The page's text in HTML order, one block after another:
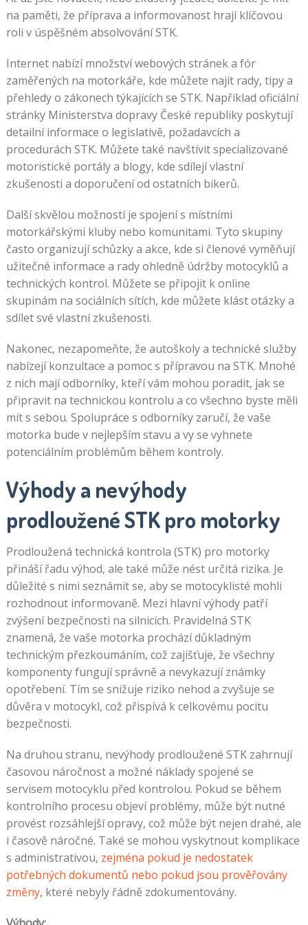
na paměti, že příprava a informovanost hrají klíčovou
roli v úspěšném absolvování STK.
Internet nabízí množství webových stránek a fór
zaměřených na motorkáře, kde můžete najít rady, tipy a
přehledy o zákonech týkajících se STK. Například oficiální
stránky Ministerstva dopravy České republiky poskytují
detailní informace o legislativě, požadavcích a
procedurách STK. Můžete také navštívit specializované
motoristické portály a blogy, kde sdílejí vlastní
zkušenosti a doporučení od ostatních bikerů.
Další skvělou možností je spojení s místními
motorkářskými kluby nebo komunitami. Tyto skupiny
často organizují schůzky a akce, kde si členové vyměňují
užitečné informace a rady ohledně údržby motocyklů a
technických kontrol. Můžete se připojit k online
skupinám na sociálních sítích, kde můžete klást otázky a
sdílet své vlastní zkušenosti.
Nakonec, nezapomeňte, že autoškoly a technické služby
nabízejí konzultace a pomoc s přípravou na STK. Mnohé
z nich mají odborníky, kteří vám mohou poradit, jak se
připravit na technickou kontrolu a co všechno byste měli
mít s sebou. Spolupráce s odborníky zaručí, že vaše
motorka bude v nejlepším stavu a vy se vyhnete
potenciálním problémům během kontroly.
Výhody a nevýhody
prodloužené STK pro motorky
Prodloužená technická kontrola (STK) pro motorky
přináší řadu výhod, ale také může nést určitá rizika. Je
důležité s nimi seznámit se, aby se motocyklisté mohli
rozhodnout informovaně. Mezi hlavní výhody patří
zvýšení bezpečnosti na silnicích. Pravidelná STK
znamená, že vaše motorka prochází důkladným
technickým přezkoumáním, což zajišťuje, že všechny
komponenty fungují správně a nevykazují známky
opotřebení. Tím se snižuje riziko nehod a zvyšuje se
důvěra v motocykl, což přispívá k celkovému pocitu
bezpečnosti.
Na druhou stranu, nevýhody prodloužené STK zahrnují
časovou náročnost a možné náklady spojené se
servisem motocyklu před kontrolou. Pokud se během
kontrolního procesu objeví problémy, může být nutné
provést rozsáhlejší opravy, což může být nejen drahé, ale
i časově náročné. Také se mohou vyskytnout komplikace
s administrativou, zejména pokud je nedostatek
potřebných dokumentů nebo pokud jsou prověřovány
změny, které nebyly řádně zdokumentovány.